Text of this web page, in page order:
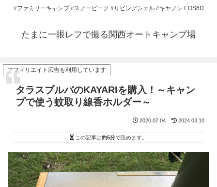
#ファミリーキャンプ #スノーピーク #リビングシェル #キヤノン EOS6D
たまに一眼レフで撮る関西オートキャンプ場
アフィリエイト広告を利用しています
タラスブルバのKAYARIを購入！～キャン
プで使う蚊取り線香ホルダー～
2020.07.04 2024.03.10
この記事は約5分で読めます。